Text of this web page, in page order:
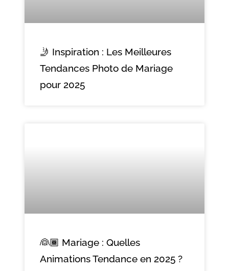
🤳 Inspiration : Les Meilleures
Tendances Photo de Mariage
pour 2025
👰🏾 Mariage : Quelles
Animations Tendance en 2025 ?